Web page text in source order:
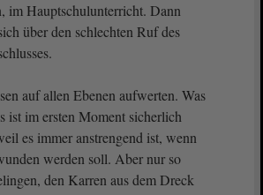
im Hauptschulunterricht. Dann
über den schlechten Ruf des
auf allen Ebenen aufwerten. Was
ist im ersten Moment sicherlich
es immer anstrengend ist, wenn
werden soll. Aber nur so
den Karren aus dem Dreck